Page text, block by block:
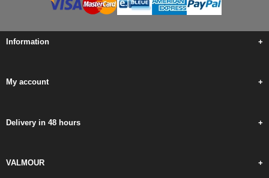
Information +
My account +
Delivery in 48 hours +
VALMOUR +